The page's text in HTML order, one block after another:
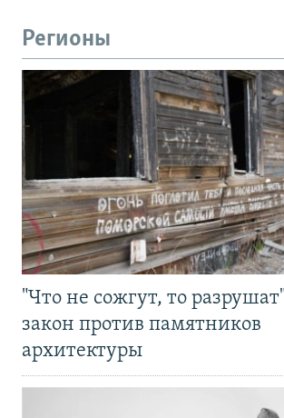
Регионы
"Что не сожгут, то
закон против памятников
архитектуры